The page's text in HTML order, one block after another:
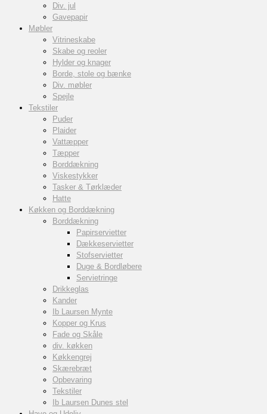
Div. jul
Gavepapir
Møbler
Vitrineskabe
Skabe og reoler
Hylder og knager
Borde, stole og bænke
Div. møbler
Spejle
Tekstiler
Puder
Plaider
Vattæpper
Tæpper
Borddækning
Viskestykker
Tasker & Tørklæder
Hatte
Køkken og Borddækning
Borddækning
Papirservietter
Dækkeservietter
Stofservietter
Duge & Bordløbere
Servietringe
Drikkeglas
Kander
Ib Laursen Mynte
Kopper og Krus
Fade og Skåle
div. køkken
Køkkengrej
Skærebræt
Opbevaring
Tekstiler
Ib Laursen Dunes stel